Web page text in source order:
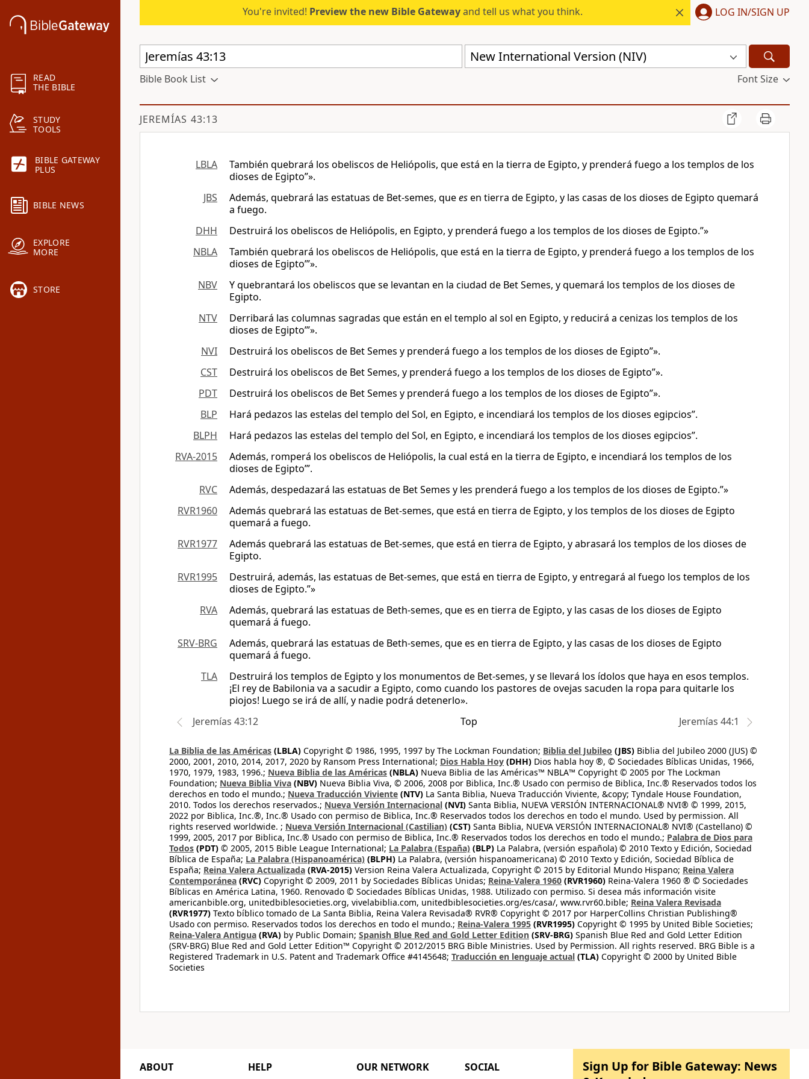
READ
THE BIBLE
STUDY
TOOLS
BIBLE GATEWAY
PLUS
BIBLE NEWS
EXPLORE
MORE
STORE
You're invited! Preview the new Bible Gatewayand tell us what you think. LOG IN/SIGN UP
New International Version (NIV)
Bible Book List Font Size
JEREMÍAS 43:13
LBLA
También quebrará los obeliscos de Heliópolis, que está en la tierra de Egipto, y prenderá fuego a los templos de los
dioses de Egipto”».
JBS
Además, quebrará las estatuas de Bet-semes, queesen tierra de Egipto, y las casas de los dioses de Egipto quemará
a fuego.
DHH
Destruirá los obeliscos de Heliópolis, en Egipto, y prenderá fuego a los templos de los dioses de Egipto.”»
NBLA
También quebrará los obeliscos de Heliópolis, que está en la tierra de Egipto, y prenderá fuego a los templos de los
dioses de Egipto’”».
NBV
Y quebrantará los obeliscos que se levantan en la ciudad de Bet Semes, y quemará los templos de los dioses de
Egipto.
NTV
Derribará las columnas sagradas que están en el templo al sol en Egipto, y reducirá a cenizas los templos de los
dioses de Egipto’”».
NVI
Destruirá los obeliscos de Bet Semes y prenderá fuego a los templos de los dioses de Egipto”».
CST
Destruirá los obeliscos de Bet Semes, y prenderá fuego a los templos de los dioses de Egipto”».
PDT
Destruirá los obeliscos de Bet Semes y prenderá fuego a los templos de los dioses de Egipto”».
BLP
Hará pedazos las estelas del templo del Sol, en Egipto, e incendiará los templos de los dioses egipcios”.
BLPH
Hará pedazos las estelas del templo del Sol, en Egipto, e incendiará los templos de los dioses egipcios”.
RVA-2015
Además, romperá los obeliscos de Heliópolis, la cual está en la tierra de Egipto, e incendiará los templos de los
dioses de Egipto’”.
RVC
Además, despedazará las estatuas de Bet Semes y les prenderá fuego a los templos de los dioses de Egipto.”»
RVR1960
Además quebrará las estatuas de Bet-semes, que está en tierra de Egipto, y los templos de los dioses de Egipto
quemará a fuego.
RVR1977
Además quebrará las estatuas de Bet-semes, que está en tierra de Egipto, y abrasará los templos de los dioses de
Egipto.
RVR1995
Destruirá, además, las estatuas de Bet-semes, que está en tierra de Egipto, y entregará al fuego los templos de los
dioses de Egipto.”»
RVA
Además, quebrará las estatuas de Beth-semes, que es en tierra de Egipto, y las casas de los dioses de Egipto
quemará á fuego.
SRV-BRG
Además, quebrará las estatuas de Beth-semes, que es en tierra de Egipto, y las casas de los dioses de Egipto
quemará á fuego.
TLA
Destruirá los templos de Egipto y los monumentos de Bet-semes, y se llevará los ídolos que haya en esos templos.
¡El rey de Babilonia va a sacudir a Egipto, como cuando los pastores de ovejas sacuden la ropa para quitarle los
piojos! Luego se irá de allí, y nadie podrá detenerlo».
Jeremías 43:12
Top Jeremías 44:1
La Biblia de las Américas (LBLA) Copyright © 1986, 1995, 1997 by The Lockman Foundation; Biblia del Jubileo (JBS) Biblia del Jubileo 2000 (JUS) ©
2000, 2001, 2010, 2014, 2017, 2020 by Ransom Press International; Dios Habla Hoy (DHH) Dios habla hoy ®, © Sociedades Bíblicas Unidas, 1966,
1970, 1979, 1983, 1996.; Nueva Biblia de las Américas (NBLA) Nueva Biblia de las Américas™ NBLA™ Copyright © 2005 por The Lockman
Foundation; Nueva Biblia Viva (NBV) Nueva Biblia Viva, © 2006, 2008 por Biblica, Inc.® Usado con permiso de Biblica, Inc.® Reservados todos los
derechos en todo el mundo.; Nueva Traducción Viviente (NTV) La Santa Biblia, Nueva Traducción Viviente, &copy; Tyndale House Foundation,
2010. Todos los derechos reservados.; Nueva Versión Internacional (NVI) Santa Biblia, NUEVA VERSIÓN INTERNACIONAL® NVI® © 1999, 2015,
2022 por Biblica, Inc.®, Inc.® Usado con permiso de Biblica, Inc.® Reservados todos los derechos en todo el mundo. Used by permission. All
rights reserved worldwide. ; Nueva Versión Internacional (Castilian) (CST) Santa Biblia, NUEVA VERSIÓN INTERNACIONAL® NVI® (Castellano) ©
1999, 2005, 2017 por Biblica, Inc.® Usado con permiso de Biblica, Inc.® Reservados todos los derechos en todo el mundo.; Palabra de Dios para
Todos (PDT) © 2005, 2015 Bible League International; La Palabra (España) (BLP) La Palabra, (versión española) © 2010 Texto y Edición, Sociedad
Bíblica de España; La Palabra (Hispanoamérica) (BLPH) La Palabra, (versión hispanoamericana) © 2010 Texto y Edición, Sociedad Bíblica de
España; Reina Valera Actualizada (RVA-2015) Version Reina Valera Actualizada, Copyright © 2015 by Editorial Mundo Hispano; Reina Valera
Contemporánea (RVC) Copyright © 2009, 2011 by Sociedades Bíblicas Unidas; Reina-Valera 1960 (RVR1960) Reina-Valera 1960 ® © Sociedades
Bíblicas en América Latina, 1960. Renovado © Sociedades Bíblicas Unidas, 1988. Utilizado con permiso. Si desea más información visite
americanbible.org, unitedbiblesocieties.org, vivelabiblia.com, unitedbiblesocieties.org/es/casa/, www.rvr60.bible; Reina Valera Revisada
(RVR1977) Texto bíblico tomado de La Santa Biblia, Reina Valera Revisada® RVR® Copyright © 2017 por HarperCollins Christian Publishing®
Usado con permiso. Reservados todos los derechos en todo el mundo.; Reina-Valera 1995 (RVR1995) Copyright © 1995 by United Bible Societies;
Reina-Valera Antigua (RVA) by Public Domain; Spanish Blue Red and Gold Letter Edition (SRV-BRG) Spanish Blue Red and Gold Letter Edition
(SRV-BRG) Blue Red and Gold Letter Edition™ Copyright © 2012/2015 BRG Bible Ministries. Used by Permission. All rights reserved. BRG Bible is a
Registered Trademark in U.S. Patent and Trademark Office #4145648; Traducción en lenguaje actual (TLA) Copyright © 2000 by United Bible
Societies
ABOUT HELP OUR NETWORK SOCIAL
Sign Up for Bible Gateway: News